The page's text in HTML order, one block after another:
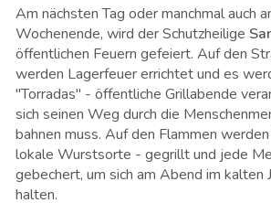
Am nächsten Tag oder manchmal auch
Wochenende, wird der Schutzheilige
öffentlichen Feuern gefeiert. Auf den
werden Lagerfeuer errichtet und es
"Torradas" - öffentliche Grillabende
sich seinen Weg durch die
bahnen muss. Auf den Flammen
lokale Wurstsorte - gegrillt und jede
gebechert, um sich am Abend im kalten
halten.